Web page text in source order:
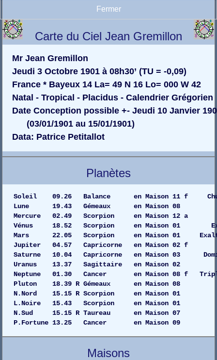
Fermer
Carte du Ciel Jean Gremillon
Mr Jean Gremillon
Jeudi 3 Octobre 1901 à 08h30’ (TU = -0,09)
France * Bayeux 14 La= 49 N 16 Lo= 000 W 42
Natal - Tropical - Placidus - Calendrier Grégorien
Date Conception possible +- Jeudi 10 Janvier
(03/01/1901 au 15/01/1901)
Data: Patrice Petitallot
Planètes
Soleil 09.26 Balance en Maison 11 f
Lune 19.43 Gémeaux en
Mercure 02.49 Scorpion en Maison
Vénus 18.52 Scorpion en Maison 01
Mars 22.05 Scorpion en Maison 01
Jupiter 04.57 Capricorne en Maison
Saturne 10.04 Capricorne en Maison 03
Uranus 13.37 Sagittaire en
Neptune 01.30 Cancer en Maison 08 f
Pluton 18.39 R Gémeaux en
N.Nord 15.15 R Scorpion en Maison 01
L.Noire 15.43 Scorpion en Maison 01
N.Sud 15.15 R Taureau en Maison 07
P.Fortune 13.25 Cancer en Maison 09
Maisons